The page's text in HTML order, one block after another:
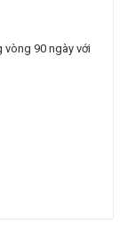
90 ngày với